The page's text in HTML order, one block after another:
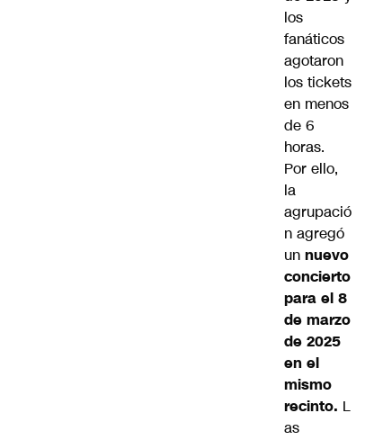
los
fanáticos
agotaron
los tickets
en menos
de 6
horas.
Por ello,
la
agrupació
n agregó
un nuevo
concierto
para el 8
de marzo
de 2025
en el
mismo
recinto. L
as